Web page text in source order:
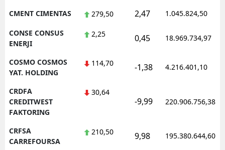
CMENT CIMENTAS 279,50 2,47 1.045.824,50
CONSE CONSUS
ENERJI
2,25 0,45 18.969.734,97
COSMO COSMOS
YAT. HOLDING
114,70 -1,38 4.216.401,10
CRDFA
CREDITWEST
FAKTORING
30,64
-9,99 220.906.756,38
CRFSA
CARREFOURSA
210,50 9,98 195.380.644,60